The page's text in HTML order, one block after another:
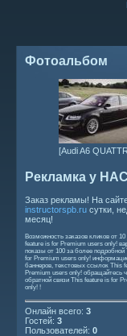
Фотоальбом
[Audi A6
Рекламка у НАС
Заказ рекламы! На
instructorspb.ru сутки,
месяц!
Возможность заказов кликов от 10
feature is for Premium users only!
показы от 100 за более подробной
for Premium users only!
баннеров, текстовых ссылок This
Premium users only! обращайтесь
обратной связи This feature is for
only! !
Онлайн всего: 3
Гостей: 3
Пользователей: 0